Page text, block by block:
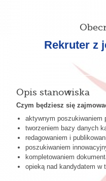
Rekruter z
Opis stanowiska
Czym będziesz się
aktywnym poszukiwaniem
tworzeniem bazy danych
redagowaniem i
poszukiwaniem
kompletowaniem
opieką nad kandydatem w